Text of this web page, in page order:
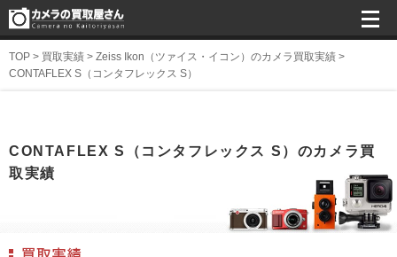
TOP > 買取実績 > Zeiss Ikon（ツァイス・イコン）のカメラ買取実績 >
CONTAFLEX S（コンタフレックス S）
CONTAFLEX S（コンタフレックス S）のカメラ買
取実績